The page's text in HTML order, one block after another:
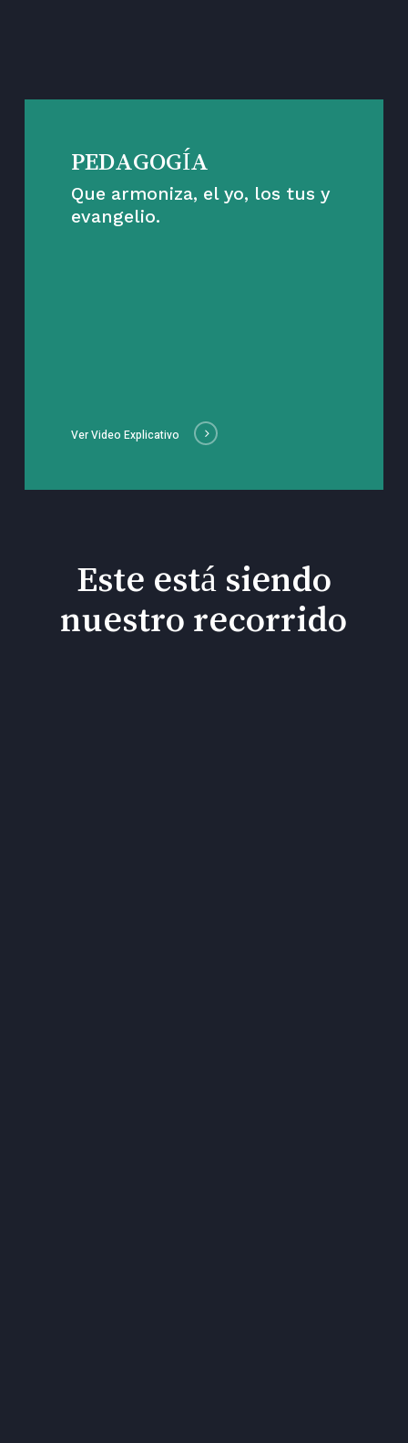
PEDAGOGÍA
Que armoniza, el yo, los tus y
evangelio.
Ver Video Explicativo
Este está siendo
nuestro recorrido